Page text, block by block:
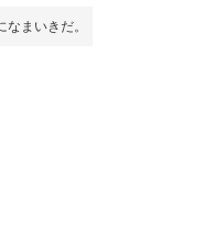
まいきだ。